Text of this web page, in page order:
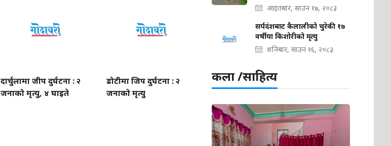
दार्चुलामा जीप दुर्घटना : २
जनाको मृत्यु, ४ घाइते
डोटीमा जिप दुर्घटना : २
जनाको मृत्यु
आइतबार, साउन १७, २०८३
सर्पदंशबाट कैलालीको चुरेकी १७
वर्षीया किशोरीको मृत्यु
शनिबार, साउन १६, २०८३
कला /साहित्य